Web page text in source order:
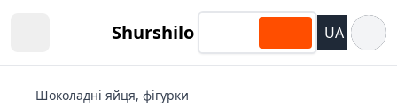
Shurshilo UA
Шоколадні яйця, фігурки